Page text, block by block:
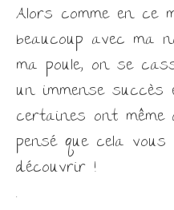
Alors comme en ce
beaucoup avec ma
ma poule, on se
un immense succès
certaines ont même
pensé que cela
découvrir !
.